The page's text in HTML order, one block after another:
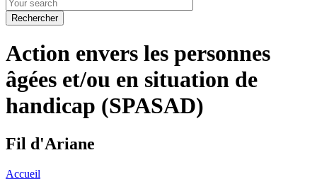
Action envers les personnes
âgées et/ou en situation de
handicap (SPASAD)
Fil d'Ariane
Accueil